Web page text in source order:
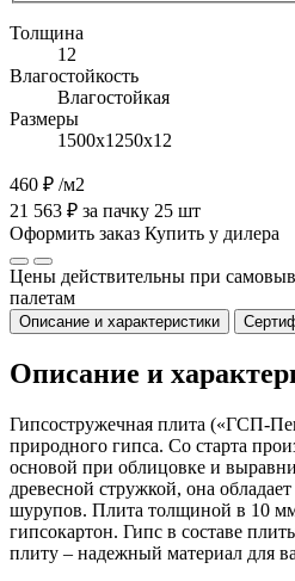
Толщина
12
Влагостойкость
Влагостойкая
Размеры
1500х1250х12
460 ₽ /м2
21 563 ₽ за пачку 25 шт
Оформить заказ Купить у дилера
Цены действительны при
палетам
Описание и характеристики
Описание и
Гипсостружечная плита («ГСП-
природного гипса. Со старта
основой при облицовке и
древесной стружкой, она
шурупов. Плита толщиной в 10 мм
гипсокартон. Гипс в составе
плиту – надежный материал для